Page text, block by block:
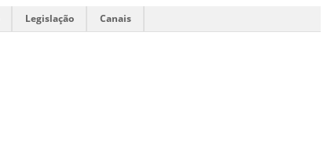
Legislação
Canais